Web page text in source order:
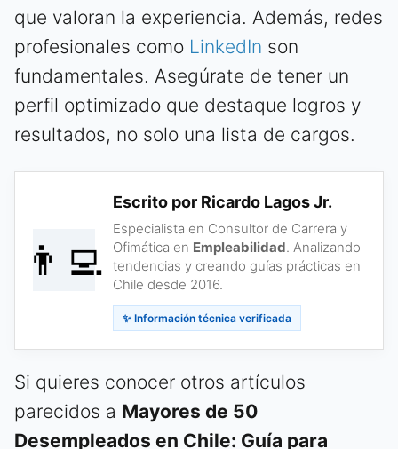
que valoran la experiencia. Además, redes
profesionales como LinkedIn son
fundamentales. Asegúrate de tener un
perfil optimizado que destaque logros y
resultados, no solo una lista de cargos.
👨‍💻
Escrito por Ricardo Lagos Jr.
Especialista en Consultor de Carrera y
Ofimática en Empleabilidad. Analizando
tendencias y creando guías prácticas en
Chile desde 2016.
✨ Información técnica verificada
Si quieres conocer otros artículos
parecidos a Mayores de 50
Desempleados en Chile: Guía para